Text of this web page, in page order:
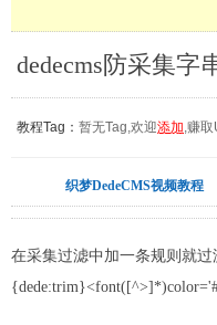
dedecms防采集字
教程Tag： 暂无Tag,欢迎添加,赚
织梦DedeCMS视频教程
在采集过滤中加一条规则就过